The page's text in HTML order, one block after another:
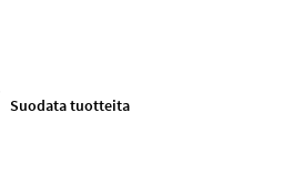
Suodata tuotteita